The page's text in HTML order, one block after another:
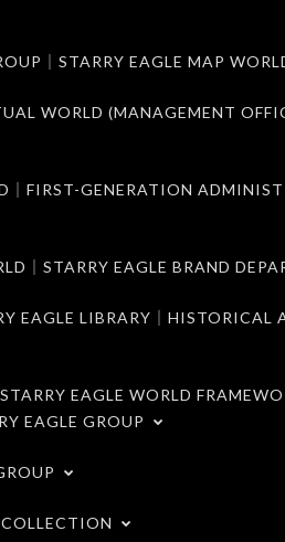
｜STARRY EAGLE MAP
WORLD (MANAGEMENT
｜FIRST-GENERATION
｜STARRY EAGLE BRAND
EAGLE LIBRARY｜HISTORICAL
EAGLE WORLD
EAGLE GROUP